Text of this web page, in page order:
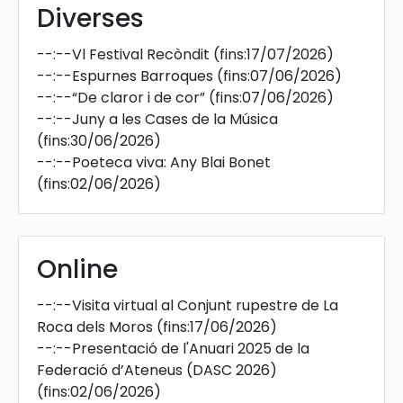
Diverses
--:--Vl Festival Recòndit (fins:17/07/2026)
--:--Espurnes Barroques (fins:07/06/2026)
--:--“De claror i de cor” (fins:07/06/2026)
--:--Juny a les Cases de la Música
(fins:30/06/2026)
--:--Poeteca viva: Any Blai Bonet
(fins:02/06/2026)
Online
--:--Visita virtual al Conjunt rupestre de La
Roca dels Moros (fins:17/06/2026)
--:--Presentació de l'Anuari 2025 de la
Federació d’Ateneus (DASC 2026)
(fins:02/06/2026)